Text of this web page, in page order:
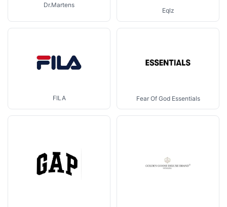
Dr.Martens
Eqlz
FILA Fear Of God Essentials